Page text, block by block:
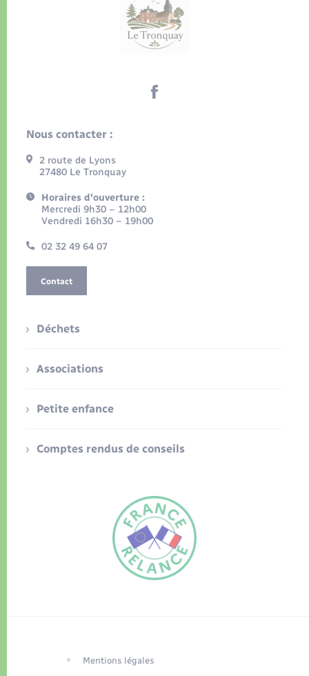
Nous contacter :
2 route de Lyons
27480 Le Tronquay
Horaires d'ouverture :
Mercredi 9h30 – 12h00
Vendredi 16h30 – 19h00
02 32 49 64 07
Contact
Déchets
Associations
Petite enfance
Comptes rendus de conseils
Mentions légales